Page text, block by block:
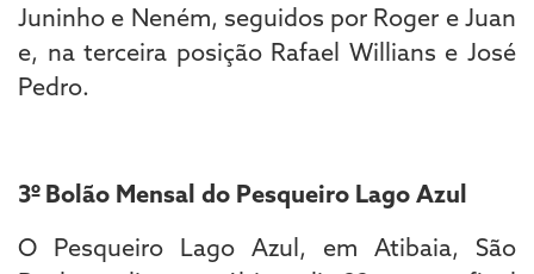
Juninho e Neném, seguidos por Roger e Juan
e, na terceira posição Rafael Willians e José
Pedro.
3º Bolão Mensal do Pesqueiro Lago Azul
O Pesqueiro Lago Azul, em Atibaia, São